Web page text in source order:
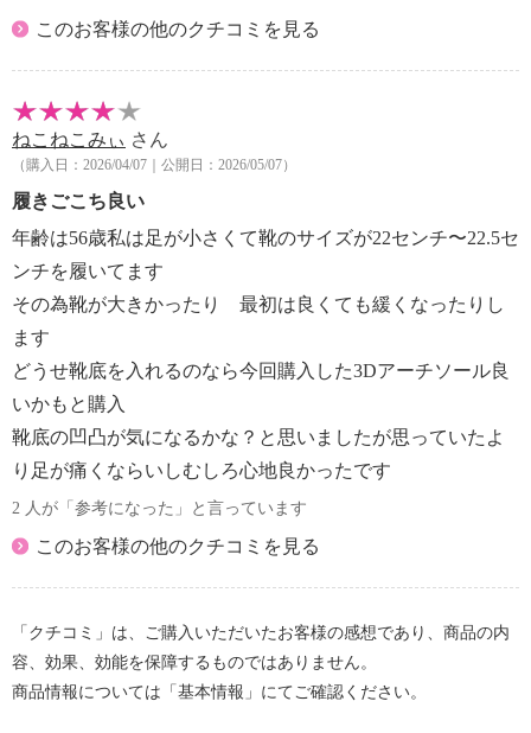
地した際の衝撃吸収もしてくれて、快適に歩くことが
どの薄手の素材や素足で履いても肌当たりが柔らか。
汗やムレで前滑りを起こしやすいパンプスやサンダル
類も、快適な履き心地になるよう設計しています。
裏面のジェル部分は、水洗いをすることで吸着力が復
活するので、インソールを別の靴に差し替える時にも
便利です。
靴に挿入した際にサイズが変わってしまい、窮屈さを
感じたりしにくいよう、本品は立体形状でありながら
も、極力薄い設計に仕上げました。
さまざまな靴に合わせやすいので、インソールのサイ
ズ選びで悩まずにすみます。
※本品の対応サイズ：２２．５〜２４．５ｃｍ
場合がある。慣れるまでは様子を見ながら使用時間を
拍の乱れ、動悸など）を感じたり、かゆみやかぶれ等
を感じたり、具合が悪くなった場合はすぐに使用を中
止し、必要に応じて医師に相談する。
・本品を使用したまま、飛び跳ねたり、走ったり、激
しい運動はやめる。
・地面温度が高い場所や極端に温度の低い場所での使
用はやめる。
・長時間の使用により、本品の形状が変形する場合が
ある。
・材質の特性上、使用過程での黄変や、成形時に起こ
りうる線状のシワが表面に出る場合があるが品質上問
題はない。
・長時間、使用しないときは、本品を取り外す。
・使用後は、ゆっくりと剥がす。
・まれに、本品に含まれる油分が中敷等に染み出る場
合がある。
・ご使用前に必ずお読みください×３
【保証書（有無）、保証期間】
・なし
【原産国（地）】
このお客様の他のクチコミを見る
ねこねこみぃ さん
（購入日：2026/04/07｜公開日：2026/05/07）
履きごこち良い
年齢は56歳私は足が小さくて靴のサイズが22センチ〜22.5セ
ンチを履いてます
その為靴が大きかったり 最初は良くても緩くなったりし
ます
どうせ靴底を入れるのなら今回購入した3Dアーチソール良
いかもと購入
靴底の凹凸が気になるかな？と思いましたが思っていたよ
り足が痛くならいしむしろ心地良かったです
2 人が「参考になった」と言っています
このお客様の他のクチコミを見る
「クチコミ」は、ご購入いただいたお客様の感想であり、商品の内
容、効果、効能を保障するものではありません。
商品情報については「基本情報」にてご確認ください。